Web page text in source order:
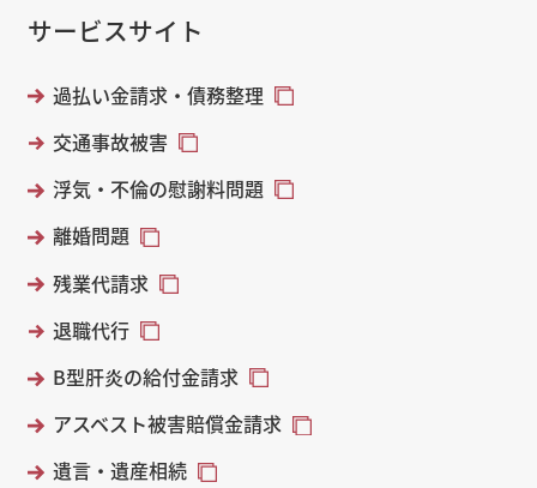
サービスサイト
過払い金請求・債務整理
交通事故被害
浮気・不倫の慰謝料問題
離婚問題
残業代請求
退職代行
B型肝炎の給付金請求
アスベスト被害賠償金請求
遺言・遺産相続